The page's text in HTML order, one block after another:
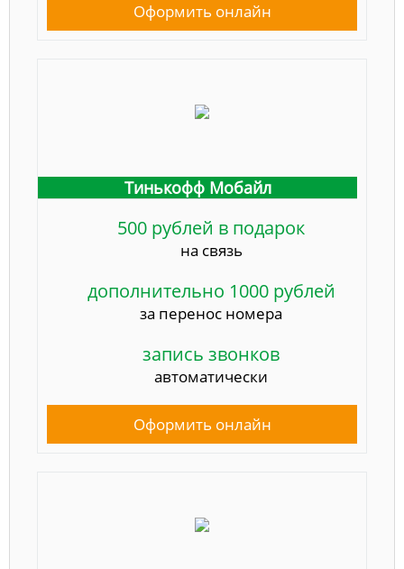
Оформить онлайн
Тинькофф Мобайл
500 рублей в подарок
на связь
дополнительно 1000 рублей
за перенос номера
запись звонков
автоматически
Оформить онлайн